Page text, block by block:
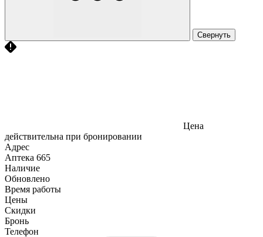
Свернуть
Цена
действительна при бронировании
Адрес
Аптека 665
Наличие
Обновлено
Время работы
Цены
Скидки
Бронь
Телефон